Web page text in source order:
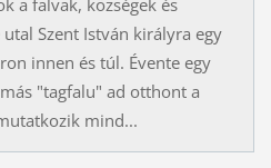
Szent István királyra egy
innen és túl. Évente egy
"tagfalu" ad otthont a
mind...